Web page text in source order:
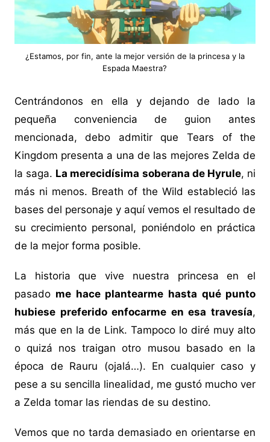
¿Estamos, por fin, ante la mejor versión de la princesa y la
Espada Maestra?
Centrándonos en ella y dejando de lado la
pequeña conveniencia de guion antes
mencionada, debo admitir que Tears of the
Kingdom presenta a una de las mejores Zelda de
la saga. La merecidísima soberana de Hyrule, ni
más ni menos. Breath of the Wild estableció las
bases del personaje y aquí vemos el resultado de
su crecimiento personal, poniéndolo en práctica
de la mejor forma posible.
La historia que vive nuestra princesa en el
pasado me hace plantearme hasta qué punto
hubiese preferido enfocarme en esa travesía,
más que en la de Link. Tampoco lo diré muy alto
o quizá nos traigan otro musou basado en la
época de Rauru (ojalá…). En cualquier caso y
pese a su sencilla linealidad, me gustó mucho ver
a Zelda tomar las riendas de su destino.
Vemos que no tarda demasiado en orientarse en